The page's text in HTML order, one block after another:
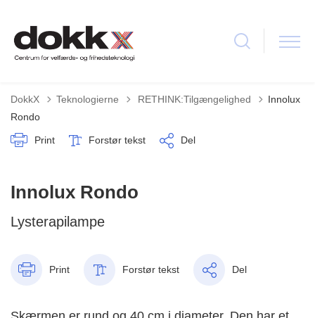
DokkX Teknologierne Tilbage til
RETHINK:Tilgængelighed
Innolux
Rondo
Print Forstør tekst Del
Innolux Rondo
Lysterapilampe
Print Forstør tekst Del